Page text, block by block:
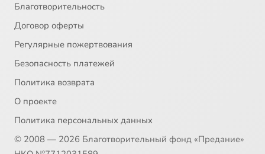
Благотворительность
Договор оферты
Регулярные пожертвования
Безопасность платежей
Политика возврата
О проекте
Политика персональных данных
© 2008 — 2026 Благотворительный фонд «Предание»